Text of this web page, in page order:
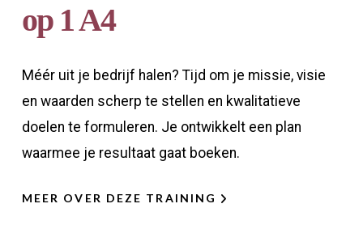
op 1 A4
Méér uit je bedrijf halen? Tijd om je missie, visie
en waarden scherp te stellen en kwalitatieve
doelen te formuleren. Je ontwikkelt een plan
waarmee je resultaat gaat boeken.
MEER OVER DEZE TRAINING